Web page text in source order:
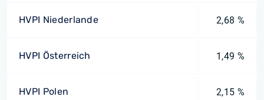
HVPI Niederlande 2,68 %
HVPI Österreich 1,49 %
HVPI Polen 2,15 %